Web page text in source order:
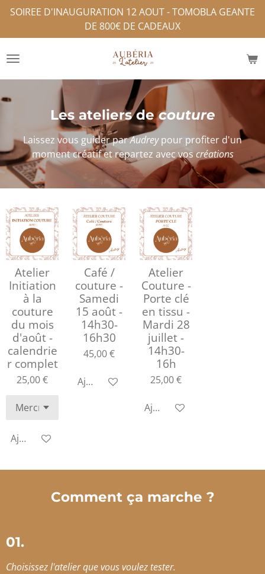
Passer
contenu
principal
SOIREE D'INAUGURATION 12 AOUT - TOMOBLA GEANTE
DE 800€ DE CADEAUX
Les ateliers decouture
Laissez vous guider parAudreypour profiter d'un
moment créatif et repartez avec voscréations
Atelier
Initiation
à la
couture
du mois
d'août -
calendrie
r complet
25,00 €
Ajouter au panier
Café /
couture -
Samedi
15 août -
14h30-
16h30
45,00 €
Ajouter au panier
Atelier
Couture -
Porte clé
en tissu -
Mardi 28
juillet -
14h30-
16h
25,00 €
Ajouter au panier
Comment ça marche ?
01.
Choisissez l'atelier que vous voulez tester.